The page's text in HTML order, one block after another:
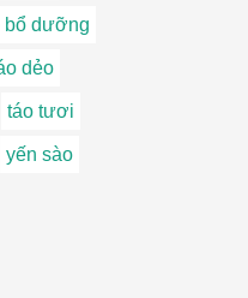
bổ dưỡng
dẻo
táo tươi
yến sào